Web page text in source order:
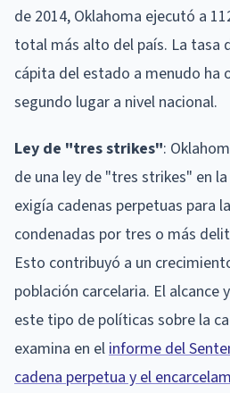
de 2014, Oklahoma ejecutó a
total más alto del país. La tasa
cápita del estado a menudo ha
segundo lugar a nivel nacional.
Ley de "tres strikes":
de una ley de "tres strikes" en
exigía cadenas perpetuas para
condenadas por tres o más
Esto contribuyó a un
población carcelaria. El alcance
este tipo de políticas sobre la
examina en el informe del
cadena perpetua y el